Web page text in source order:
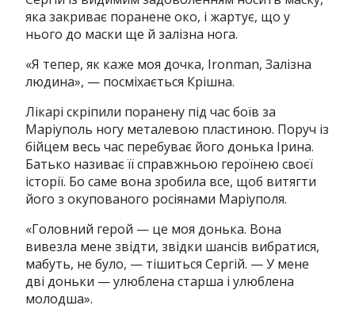
яка закриває поранене око, і жартує, що у
нього до маски ще й залізна нога.
«Я тепер, як каже моя дочка, Ironman, Залізна
людина», — посміхається Крішна.
Лікарі скріпили поранену під час боїв за
Маріуполь ногу металевою пластиною. Поруч із
бійцем весь час перебуває його донька Ірина.
Батько називає її справжньою героїнею своєї
історії. Бо саме вона зробила все, щоб витягти
його з окупованого росіянами Маріуполя.
«Головний герой — це моя донька. Вона
вивезла мене звідти, звідки шансів вибратися,
мабуть, не було, — тішиться Сергій. — У мене
дві доньки — улюблена старша і улюблена
молодша».